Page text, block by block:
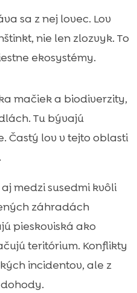
sa z nej lovec. Lov
nie len zlozvyk. To
ekosystémy.
mačiek a biodiverzity,
Tu bývajú
Častý lov v tejto oblasti
medzi susedmi kvôli
záhradách
pieskoviská ako
teritórium. Konflikty
incidentov, ale z